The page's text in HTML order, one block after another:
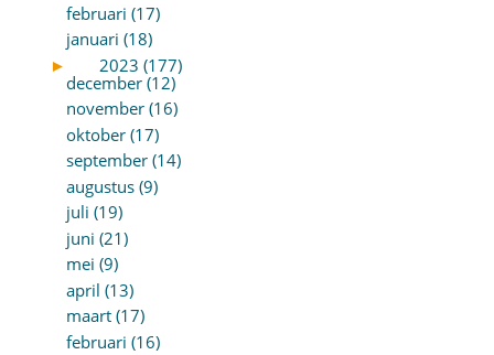
februari (17)
januari (18)
►
2023 (177)
december (12)
november (16)
oktober (17)
september (14)
augustus (9)
juli (19)
juni (21)
mei (9)
april (13)
maart (17)
februari (16)